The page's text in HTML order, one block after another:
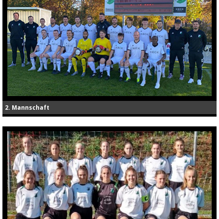
2. Mannschaft